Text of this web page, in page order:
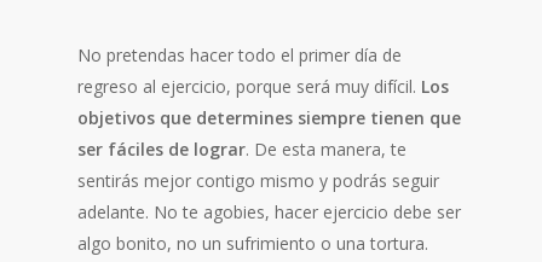
No pretendas hacer todo el primer día de
regreso al ejercicio, porque será muy difícil. Los
objetivos que determines siempre tienen que
ser fáciles de lograr. De esta manera, te
sentirás mejor contigo mismo y podrás seguir
adelante. No te agobies, hacer ejercicio debe ser
algo bonito, no un sufrimiento o una tortura.